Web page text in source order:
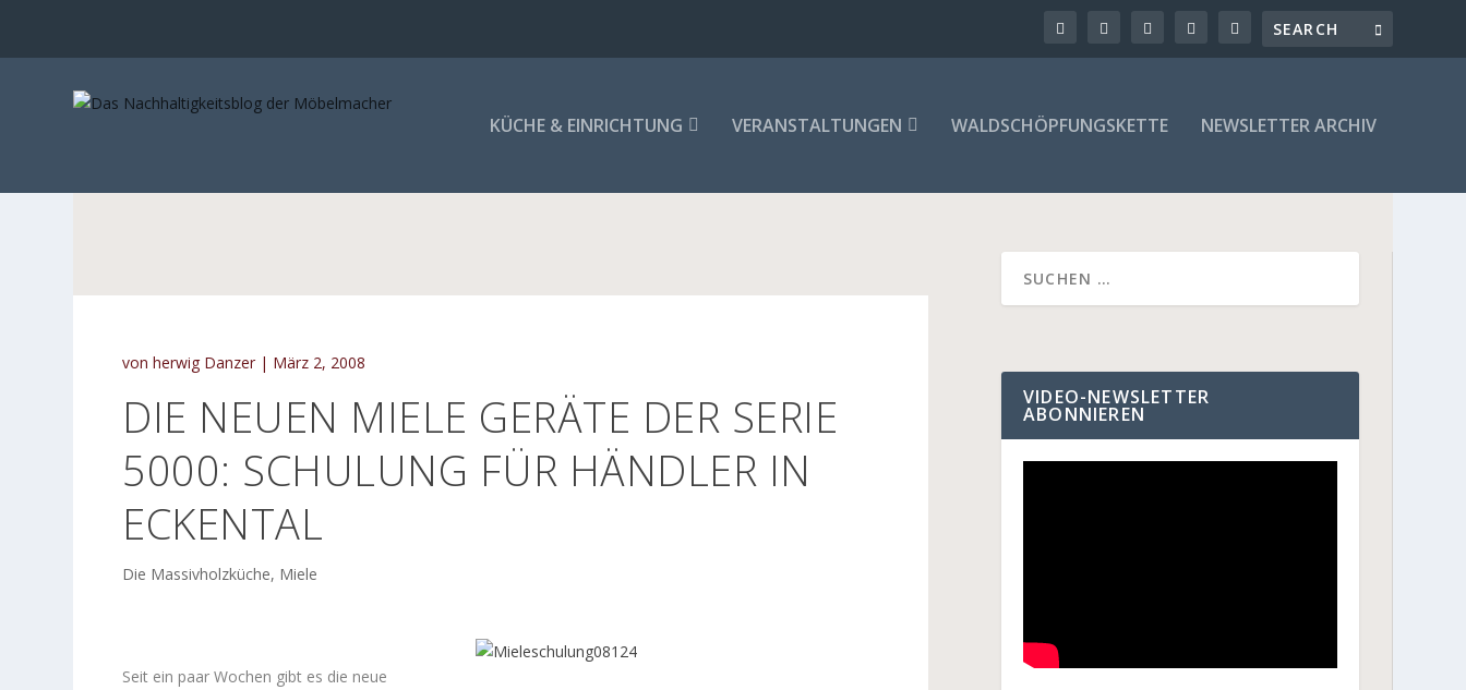
KÜCHE & EINRICHTUNG VERANSTALTUNGEN WALDSCHÖPFUNGSKETTE NEWSLETTER ARCHIV
vonherwig Danzer | März 2, 2008
DIE NEUEN MIELE GERÄTE DER SERIE
5000: SCHULUNG FÜR HÄNDLER IN
ECKENTAL
Die Massivholzküche, Miele
Seit ein paar Wochen gibt es die neue
VIDEO-NEWSLETTER
ABONNIEREN